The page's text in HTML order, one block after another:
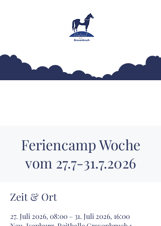
Feriencamp Woche
vom 27.7-31.7.2026
Zeit & Ort
27. Juli 2026, 08:00 – 31. Juli 2026, 16:00